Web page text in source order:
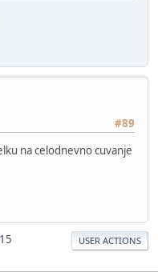
#89
na celodnevno cuvanje
15 USER ACTIONS